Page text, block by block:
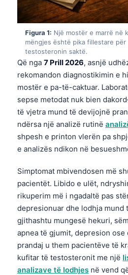
Figura 1: Një mostër e marrë në
mëngjes është pika fillestare
testosteronin saktë.
Që nga 7 Prill 2026, asnjë
rekomandon diagnostikimin e
mostër e pa-të-caktuar.
sepse metodat nuk bien
të vjetra mund të devijojnë
ndërsa një analizë rutinë
shpesh e printon vlerën pa
e analizës ndikon në
Simptomat mbivendosen më
pacientët. Libido e ulët,
rikuperim më i ngadaltë pas
depresionuar dhe lodhja mund
gjithashtu mungesë hekuri,
apnea të gjumit, depresion
prandaj u them pacientëve të
kufitar të testosteronit me një
analizave të lodhjes në vend